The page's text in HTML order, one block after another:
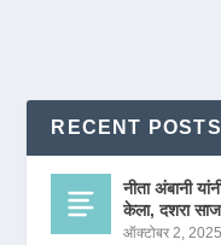
RECENT POSTS
नीता अंबानी
केला, दशरा
ऑक्टोबर 2, 2025